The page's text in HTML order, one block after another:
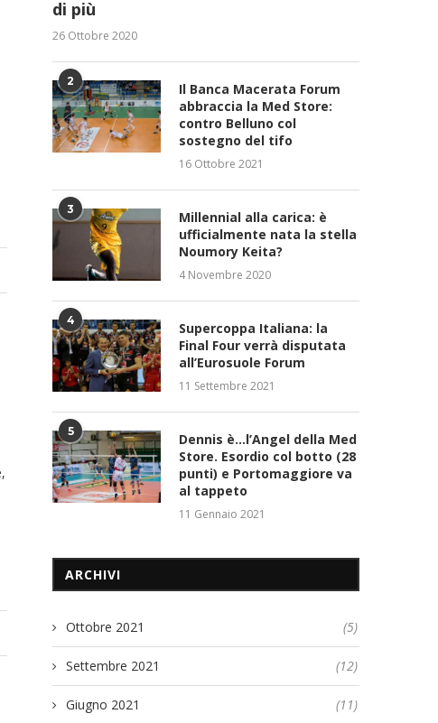
di più
26 Ottobre 2020
2
Il Banca Macerata Forum
abbraccia la Med Store:
contro Belluno col
sostegno del tifo
16 Ottobre 2021
3
Millennial alla carica: è
ufficialmente nata la stella
Noumory Keita?
4 Novembre 2020
4
Supercoppa Italiana: la
Final Four verrà disputata
all’Eurosuole Forum
11 Settembre 2021
5
Dennis è…l’Angel della Med
Store. Esordio col botto (28
punti) e Portomaggiore va
al tappeto
11 Gennaio 2021
ARCHIVI
Ottobre 2021 (5)
Settembre 2021 (12)
Giugno 2021 (11)